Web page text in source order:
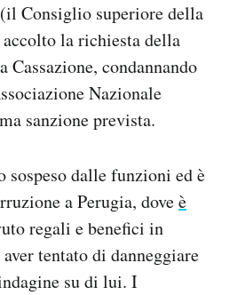
Consiglio superiore della
la richiesta della
Cassazione, condannando
Nazionale
sanzione prevista.
sospeso dalle funzioni ed è
a Perugia, doveè
regali e benefici in
tentato di danneggiare
su di lui. I